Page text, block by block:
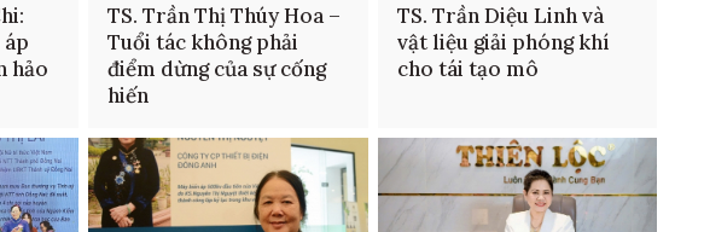
hảo
TS. Trần Thị Thúy Hoa –
Tuổi tác không phải
điểm dừng của sự cống
hiến
TS. Trần Diệu Linh và
vật liệu giải phóng khí
cho tái tạo mô